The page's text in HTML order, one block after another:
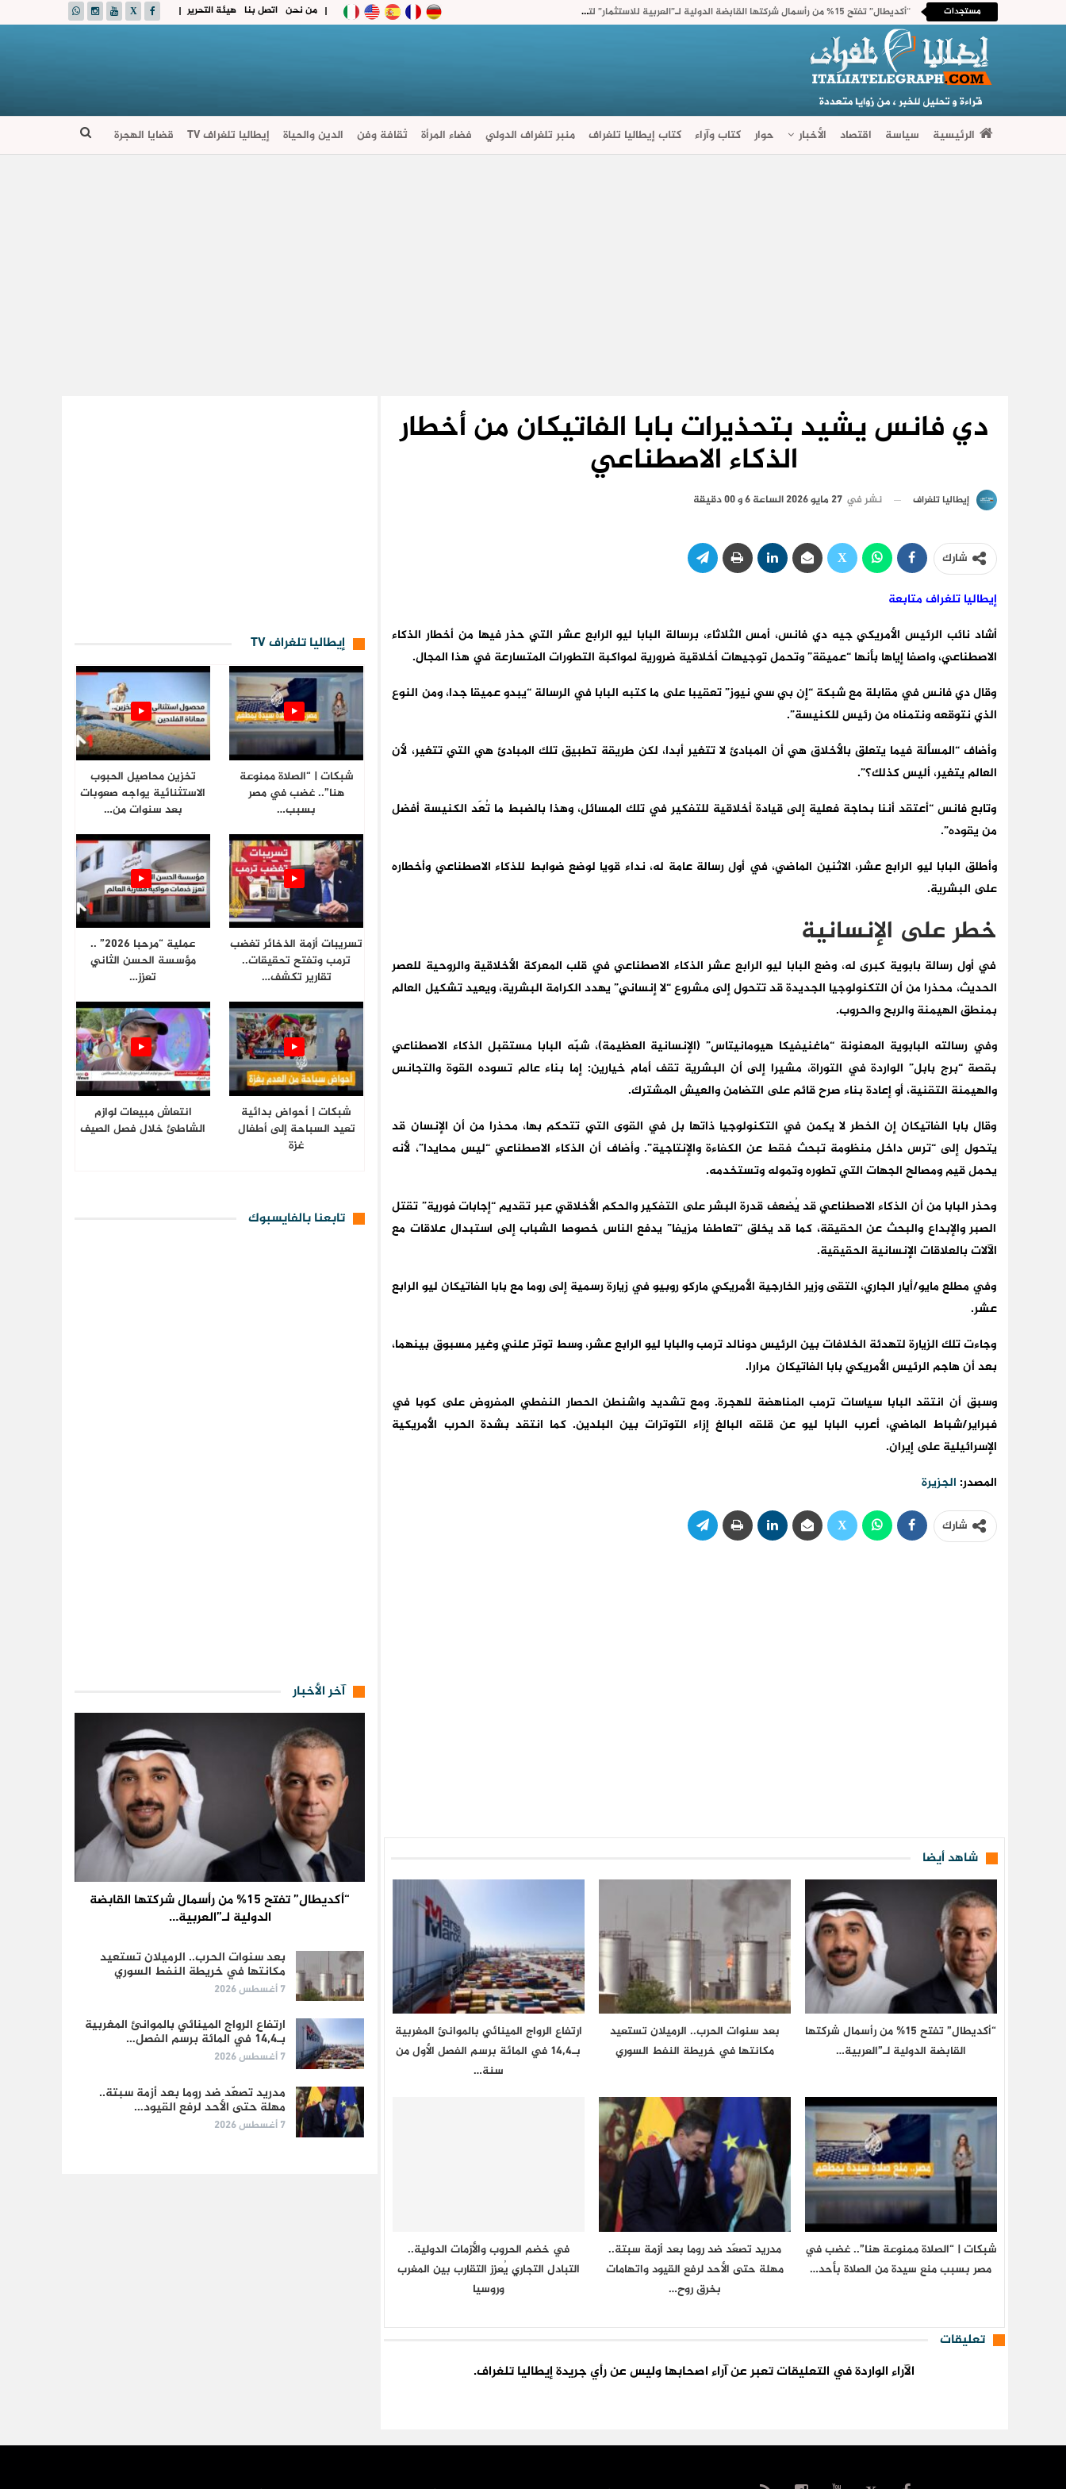
| هيئة التحرير اتصل بنا من نحن | مستجدات “أكديطال” تفتح 15% من رأسمال شركتها القابضة الدولية لـ”العربية للاستثمار” لتسريع توسعها في السعودية
الرئيسية سياسة اقتصاد الأخبار حوار كتاب وآراء كتاب إيطاليا تلغراف منبر تلغراف الدولي فضاء المرأة ثقافة وفن الدين والحياة إيطاليا تلغراف TV قضايا الهجرة
دي فانس يشيد بتحذيرات بابا الفاتيكان من أخطار
الذكاء الاصطناعي
إيطاليا تلغراف نشر في 27 مايو 2026 الساعة 6 و 00 دقيقة
شارك
إيطاليا تلغراف متابعة
أشاد نائب الرئيس الأمريكي جيه دي فانس، أمس الثلاثاء، برسالة البابا ليو الرابع عشر التي حذر فيها من أخطار الذكاء
الاصطناعي، واصفا إياها بأنها “عميقة” وتحمل توجيهات أخلاقية ضرورية لمواكبة التطورات المتسارعة في هذا المجال.
وقال دي فانس في مقابلة مع شبكة “إن بي سي نيوز” تعقيبا على ما كتبه البابا في الرسالة “يبدو عميقا جدا، ومن النوع
الذي نتوقعه ونتمناه من رئيس للكنيسة”.
وأضاف “المسألة فيما يتعلق بالأخلاق هي أن المبادئ لا تتغير أبدا، لكن طريقة تطبيق تلك المبادئ هي التي تتغير، لأن
العالم يتغير، أليس كذلك؟”.
وتابع فانس “أعتقد أننا بحاجة فعلية إلى قيادة أخلاقية للتفكير في تلك المسائل، وهذا بالضبط ما تُعَد الكنيسة أفضل
من يقوده”.
وأطلق البابا ليو الرابع عشر، الاثنين الماضي، في أول رسالة عامة له، نداء قويا لوضع ضوابط للذكاء الاصطناعي وأخطاره
على البشرية.
خطر على الإنسانية
في أول رسالة بابوية كبرى له، وضع البابا ليو الرابع عشر الذكاء الاصطناعي في قلب المعركة الأخلاقية والروحية للعصر
الحديث، محذرا من أن التكنولوجيا الجديدة قد تتحول إلى مشروع “لا إنساني” يهدد الكرامة البشرية، ويعيد تشكيل العالم
بمنطق الهيمنة والربح والحروب.
وفي رسالته البابوية المعنونة “ماغنيفيكا هيومانيتاس” (الإنسانية العظيمة)، شبّه البابا مستقبل الذكاء الاصطناعي
بقصة “برج بابل” الواردة في التوراة، مشيرا إلى أن البشرية تقف أمام خيارين: إما بناء عالم تسوده القوة والتجانس
والهيمنة التقنية، أو إعادة بناء صرح قائم على التضامن والعيش المشترك.
وقال بابا الفاتيكان إن الخطر لا يكمن في التكنولوجيا ذاتها بل في القوى التي تتحكم بها، محذرا من أن الإنسان قد
يتحول إلى “ترس داخل منظومة تبحث فقط عن الكفاءة والإنتاجية”. وأضاف أن الذكاء الاصطناعي “ليس محايدا”، لأنه
يحمل قيم ومصالح الجهات التي تطوره وتموله وتستخدمه.
وحذر البابا من أن الذكاء الاصطناعي قد يُضعف قدرة البشر على التفكير والحكم الأخلاقي عبر تقديم “إجابات فورية” تقتل
الصبر والإبداع والبحث عن الحقيقة، كما قد يخلق “تعاطفا مزيفا” يدفع الناس خصوصا الشباب إلى استبدال علاقات مع
الآلات بالعلاقات الإنسانية الحقيقية.
وفي مطلع مايو/أيار الجاري، التقى وزير الخارجية الأمريكي ماركو روبيو في زيارة رسمية إلى روما مع بابا الفاتيكان ليو الرابع
عشر.
وجاءت تلك الزيارة لتهدئة الخلافات بين الرئيس دونالد ترمب والبابا ليو الرابع عشر، وسط توتر علني وغير مسبوق بينهما،
بعد أن هاجم الرئيس الأمريكي بابا الفاتيكان مرارا.
وسبق أن انتقد البابا سياسات ترمب المناهضة للهجرة. ومع تشديد واشنطن الحصار النفطي المفروض على كوبا في
فبراير/شباط الماضي، أعرب البابا ليو عن قلقه البالغ إزاء التوترات بين البلدين. كما انتقد بشدة الحرب الأمريكية
الإسرائيلية على إيران.
المصدر: الجزيرة
شارك
شاهد أيضا
“أكديطال” تفتح 15% من رأسمال شركتها
القابضة الدولية لـ”العربية…
بعد سنوات الحرب.. الرميلان تستعيد
مكانتها في خريطة النفط السوري
ارتفاع الرواج المينائي بالموانئ المغربية
بـ14,4 في المائة برسم الفصل الأول من
سنة…
شبكات | “الصلاة ممنوعة هنا”.. غضب في
مصر بسبب منع سيدة من الصلاة بأحد…
مدريد تصعّد ضد روما بعد أزمة سبتة..
مهلة حتى الأحد لرفع القيود واتهامات
بخرق روح…
في خضم الحروب والأزمات الدولية..
التبادل التجاري يُعزز التقارب بين المغرب
وروسيا
تعليقات
الآراء الواردة في التعليقات تعبر عن آراء اصحابها وليس عن رأي جريدة إيطاليا تلغراف.
إيطاليا تلغراف TV
شبكات | “الصلاة ممنوعة
هنا”.. غضب في مصر
بسبب…
تخزين محاصيل الحبوب
الاستثنائية يواجه صعوبات
بعد سنوات من…
تسريبات أزمة الذخائر تغضب
ترمب وتفتح تحقيقات..
تقارير تكشف…
عملية “مرحبا 2026” ..
مؤسسة الحسن الثاني
تعزز…
شبكات | أحواض بدائية
تعيد السباحة إلى أطفال
غزة
انتعاش مبيعات لوازم
الشاطئ خلال فصل الصيف
تابعنا بالفايسبوك
آخر الأخبار
“أكديطال” تفتح 15% من رأسمال شركتها القابضة
الدولية لـ”العربية…
بعد سنوات الحرب.. الرميلان تستعيد
مكانتها في خريطة النفط السوري
7 أغسطس 2026
ارتفاع الرواج المينائي بالموانئ المغربية
بـ14,4 في المائة برسم الفصل…
7 أغسطس 2026
مدريد تصعّد ضد روما بعد أزمة سبتة..
مهلة حتى الأحد لرفع القيود…
7 أغسطس 2026